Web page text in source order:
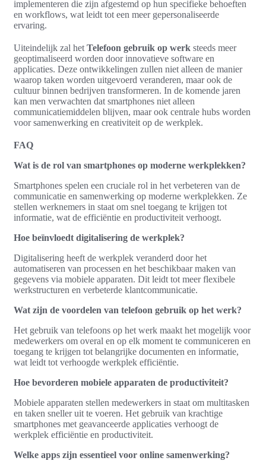
implementeren die zijn afgestemd op hun specifieke behoeften
en workflows, wat leidt tot een meer gepersonaliseerde
ervaring.
Uiteindelijk zal het Telefoon gebruik op werk steeds meer
geoptimaliseerd worden door innovatieve software en
applicaties. Deze ontwikkelingen zullen niet alleen de manier
waarop taken worden uitgevoerd veranderen, maar ook de
cultuur binnen bedrijven transformeren. In de komende jaren
kan men verwachten dat smartphones niet alleen
communicatiemiddelen blijven, maar ook centrale hubs worden
voor samenwerking en creativiteit op de werkplek.
FAQ
Wat is de rol van smartphones op moderne werkplekken?
Smartphones spelen een cruciale rol in het verbeteren van de
communicatie en samenwerking op moderne werkplekken. Ze
stellen werknemers in staat om snel toegang te krijgen tot
informatie, wat de efficiëntie en productiviteit verhoogt.
Hoe beïnvloedt digitalisering de werkplek?
Digitalisering heeft de werkplek veranderd door het
automatiseren van processen en het beschikbaar maken van
gegevens via mobiele apparaten. Dit leidt tot meer flexibele
werkstructuren en verbeterde klantcommunicatie.
Wat zijn de voordelen van telefoon gebruik op het werk?
Het gebruik van telefoons op het werk maakt het mogelijk voor
medewerkers om overal en op elk moment te communiceren en
toegang te krijgen tot belangrijke documenten en informatie,
wat leidt tot verhoogde werkplek efficiëntie.
Hoe bevorderen mobiele apparaten de productiviteit?
Mobiele apparaten stellen medewerkers in staat om multitasken
en taken sneller uit te voeren. Het gebruik van krachtige
smartphones met geavanceerde applicaties verhoogt de
werkplek efficiëntie en productiviteit.
Welke apps zijn essentieel voor online samenwerking?